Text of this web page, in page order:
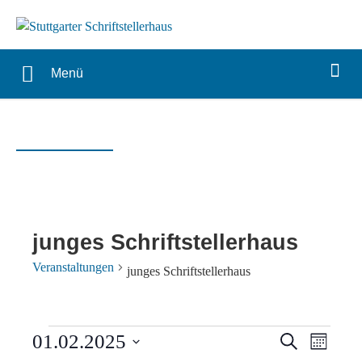
Menü
junges Schriftstellerhaus
Veranstaltungen junges Schriftstellerhaus
Veranstaltungen SucheMonat
01.02.2025